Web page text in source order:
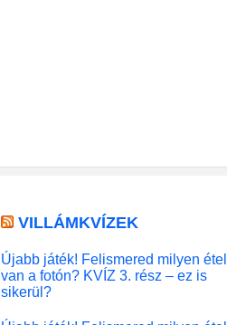
VILLÁMKVÍZEK
Újabb játék! Felismered milyen étel
van a fotón? KVÍZ 3. rész – ez is
sikerül?